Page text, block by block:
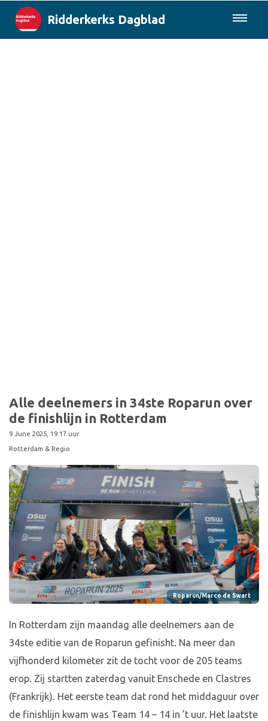
Ridderkerks Dagblad
Alle deelnemers in 34ste Roparun over
de finishlijn in Rotterdam
9 June 2025, 19:17 uur
Rotterdam & Regio
Roparun/Marco de Swart
In Rotterdam zijn maandag alle deelnemers aan de
34ste editie van de Roparun gefinisht. Na meer dan
vijfhonderd kilometer zit de tocht voor de 205 teams
erop. Zij startten zaterdag vanuit Enschede en Clastres
(Frankrijk). Het eerste team dat rond het middaguur over
de finishlijn kwam was Team 14 – 14 in ’t uur. Het laatste